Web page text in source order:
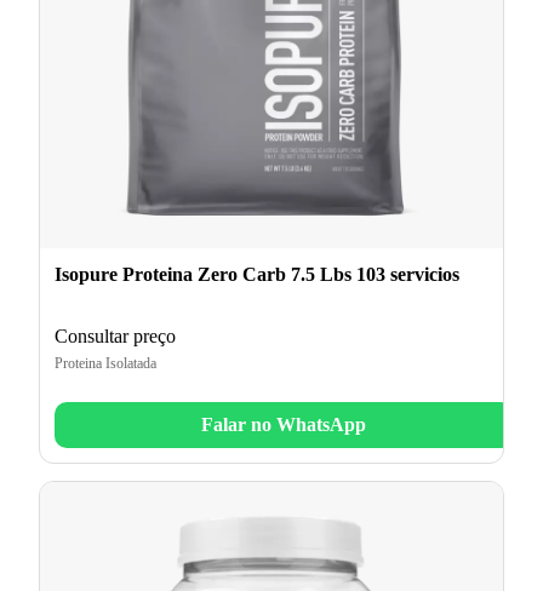
Isopure Proteina Zero Carb 7.5 Lbs 103 servicios
Consultar preço
Proteina Isolatada
Falar no WhatsApp